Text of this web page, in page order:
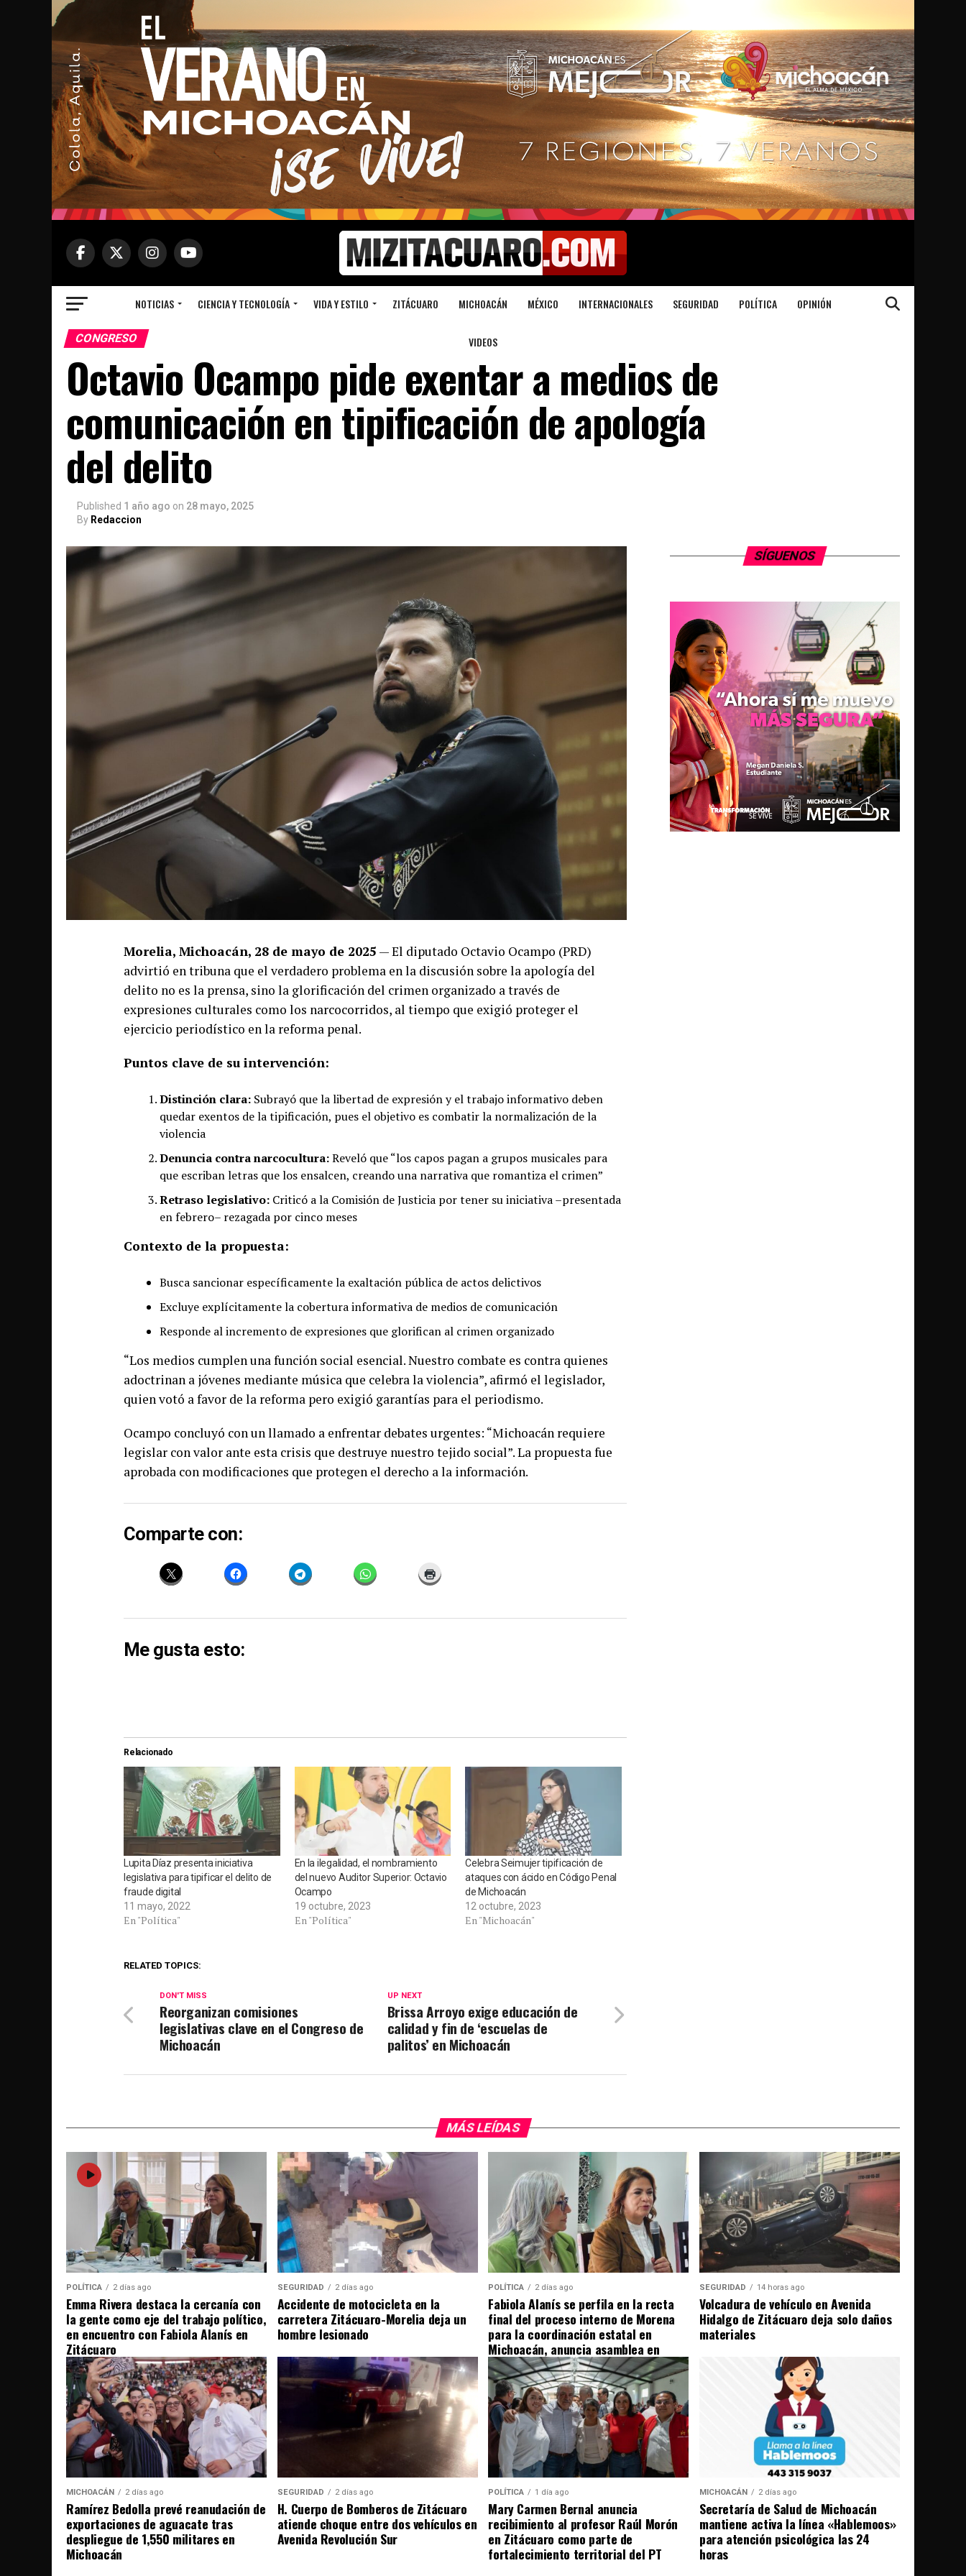
NOTICIAS CIENCIA Y TECNOLOGÍA VIDA Y ESTILO ZITÁCUARO MICHOACÁN MÉXICO INTERNACIONALES SEGURIDAD POLÍTICA OPINIÓN
VIDEOS
CONGRESO
Octavio Ocampo pide exentar a medios de
comunicación en tipificación de apología
del delito
Published 1 año ago on 28 mayo, 2025
By Redaccion
Morelia, Michoacán, 28 de mayo de 2025 — El diputado Octavio Ocampo (PRD)
advirtió en tribuna que el verdadero problema en la discusión sobre la apología del
delito no es la prensa, sino la glorificación del crimen organizado a través de
expresiones culturales como los narcocorridos, al tiempo que exigió proteger el
ejercicio periodístico en la reforma penal.
Puntos clave de su intervención:
Distinción clara: Subrayó que la libertad de expresión y el trabajo informativo deben
quedar exentos de la tipificación, pues el objetivo es combatir la normalización de la
violencia
Denuncia contra narcocultura:Reveló que “los capos pagan a grupos musicales para
que escriban letras que los ensalcen, creando una narrativa que romantiza el crimen”
Retraso legislativo: Criticó a la Comisión de Justicia por tener su iniciativa –presentada
en febrero– rezagada por cinco meses
Contexto de la propuesta:
Busca sancionar específicamente la exaltación pública de actos delictivos
Excluye explícitamente la cobertura informativa de medios de comunicación
Responde al incremento de expresiones que glorifican al crimen organizado
“Los medios cumplen una función social esencial. Nuestro combate es contra quienes
adoctrinan a jóvenes mediante música que celebra la violencia”, afirmó el legislador,
quien votó a favor de la reforma pero exigió garantías para el periodismo.
Ocampo concluyó con un llamado a enfrentar debates urgentes: “Michoacán requiere
legislar con valor ante esta crisis que destruye nuestro tejido social”. La propuesta fue
aprobada con modificaciones que protegen el derecho a la información.
Comparte con:
Me gusta esto:
Relacionado
Lupita Díaz presenta iniciativa
legislativa para tipificar el delito de
fraude digital
11 mayo, 2022
En "Política"
En la ilegalidad, el nombramiento
del nuevo Auditor Superior: Octavio
Ocampo
19 octubre, 2023
En "Política"
Celebra Seimujer tipificación de
ataques con ácido en Código Penal
de Michoacán
12 octubre, 2023
En "Michoacán"
RELATED TOPICS:
UP NEXT
Brissa Arroyo exige educación de
calidad y fin de ‘escuelas de
palitos’ en Michoacán
DON'T MISS
Reorganizan comisiones
legislativas clave en el Congreso de
Michoacán
SÍGUENOS
MÁS LEÍDAS
POLÍTICA 2 días ago
Emma Rivera destaca la cercanía con
la gente como eje del trabajo político,
en encuentro con Fabiola Alanís en
Zitácuaro
SEGURIDAD 2 días ago
Accidente de motocicleta en la
carretera Zitácuaro-Morelia deja un
hombre lesionado
POLÍTICA 2 días ago
Fabiola Alanís se perfila en la recta
final del proceso interno de Morena
para la coordinación estatal en
Michoacán, anuncia asamblea en
Zitácuaro
SEGURIDAD 14 horas ago
Volcadura de vehículo en Avenida
Hidalgo de Zitácuaro deja solo daños
materiales
MICHOACÁN 2 días ago
Ramírez Bedolla prevé reanudación de
exportaciones de aguacate tras
despliegue de 1,550 militares en
Michoacán
SEGURIDAD 2 días ago
H. Cuerpo de Bomberos de Zitácuaro
atiende choque entre dos vehículos en
Avenida Revolución Sur
POLÍTICA 1 día ago
Mary Carmen Bernal anuncia
recibimiento al profesor Raúl Morón
en Zitácuaro como parte de
fortalecimiento territorial del PT
MICHOACÁN 2 días ago
Secretaría de Salud de Michoacán
mantiene activa la línea «Hablemoos»
para atención psicológica las 24
horas